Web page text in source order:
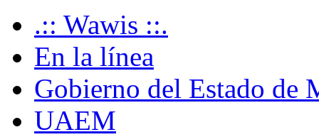
.:: Wawis ::.
En la línea
Gobierno del Estado de
UAEM